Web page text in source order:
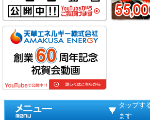
タップす
ます